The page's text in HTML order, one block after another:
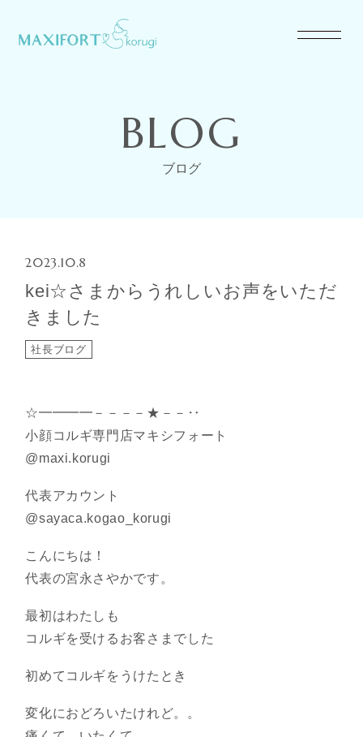
BLOG
ブログ
2023.10.8
kei☆さまからうれしいお声をいただ
きました
社長ブログ
☆━━━━－－－－★－－‥
小顔コルギ専門店マキシフォート
@maxi.korugi
代表アカウント
@sayaca.kogao_korugi
こんにちは！
代表の宮永さやかです。
最初はわたしも
コルギを受けるお客さまでした
初めてコルギをうけたとき
変化におどろいたけれど。。